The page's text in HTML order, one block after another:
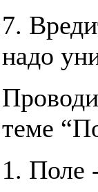
7.
надо
теме
1. Поле